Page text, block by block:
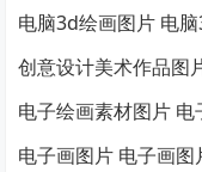
电脑3d绘画图片 电
创意设计美术作品图
电子绘画素材图片
电子画图片 电子画图